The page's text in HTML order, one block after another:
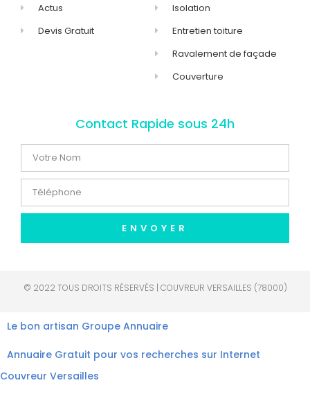
Actus
Devis Gratuit
Isolation
Entretien toiture
Ravalement de façade
Couverture
Contact Rapide sous 24h
ENVOYER
© 2022 TOUS DROITS RÉSERVÉS | COUVREUR VERSAILLES (78000)
Le bon artisan Groupe Annuaire
Annuaire Gratuit pour vos recherches sur Internet
Couvreur Versailles